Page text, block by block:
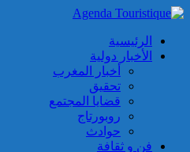
الرئيسية
الأخبار دولية
أخبار المغرب
تحقيق
قضايا المجتمع
روبورتاج
حوادث
فن و ثقافة